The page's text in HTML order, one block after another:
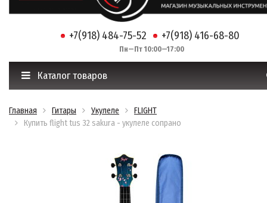
+7(918) 484-75-52 +7(918) 416-68-80
Пн—Пт 10:00—17:00
Каталог товаров
Главная Гитары Укулеле
FLIGHT
Купить flight tus 32 sakura - укулеле сопрано